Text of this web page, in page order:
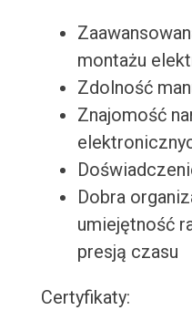
montażu
Zdolność
Znajomość
Dobra
umiejętność
presją czasu
Certyfikaty: